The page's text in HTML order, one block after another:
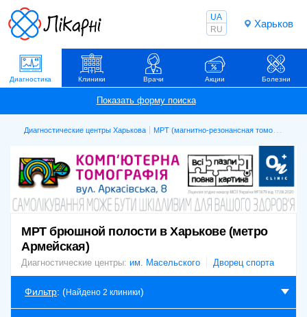
Харьков
UA
RU
Диагностика Клиники Врачи Акции Болезни
Диагностические центры Харькова МРТ (магнитно-резонансная томография)
МРТ брюшной полости в Харькове (метро
Армейская)
Диагностические центры: им. Масельского Дворец спорта
Фильтр: (Найдено 2 клиники)